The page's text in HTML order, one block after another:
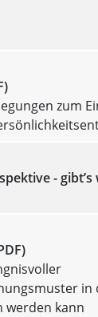
zum
- gibt’s
in
werden kann